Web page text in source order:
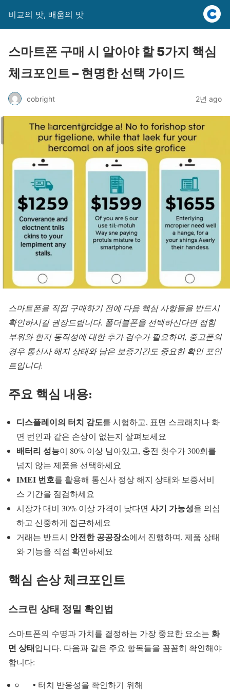
비교의 맛, 배움의 맛
스마트폰 구매 시 알아야 할 5가지 핵심
체크포인트 – 현명한 선택 가이드
cobright 2년 ago
스마트폰을 직접 구매하기 전에 다음 핵심 사항들을 반드시
확인하시길 권장드립니다. 폴더블폰을 선택하신다면 접힘
부위와 힌지 동작성에 대한 추가 검수가 필요하며, 중고폰의
경우 통신사 해지 상태와 남은 보증기간도 중요한 확인 포인
트입니다.
주요 핵심 내용:
디스플레이의 터치 감도를 시험하고, 표면 스크래치나 화
면 번인과 같은 손상이 없는지 살펴보세요
배터리 성능이 80% 이상 남아있고, 충전 횟수가 300회를
넘지 않는 제품을 선택하세요
IMEI 번호를 활용해 통신사 정상 해지 상태와 보증서비
스 기간을 점검하세요
시장가 대비 30% 이상 가격이 낮다면 사기 가능성을 의심
하고 신중하게 접근하세요
거래는 반드시 안전한 공공장소에서 진행하며, 제품 상태
와 기능을 직접 확인하세요
핵심 손상 체크포인트
스크린 상태 정밀 확인법
스마트폰의 수명과 가치를 결정하는 가장 중요한 요소는 화
면 상태입니다. 다음과 같은 주요 항목들을 꼼꼼히 확인해야
합니다:
• 터치 반응성을 확인하기 위해